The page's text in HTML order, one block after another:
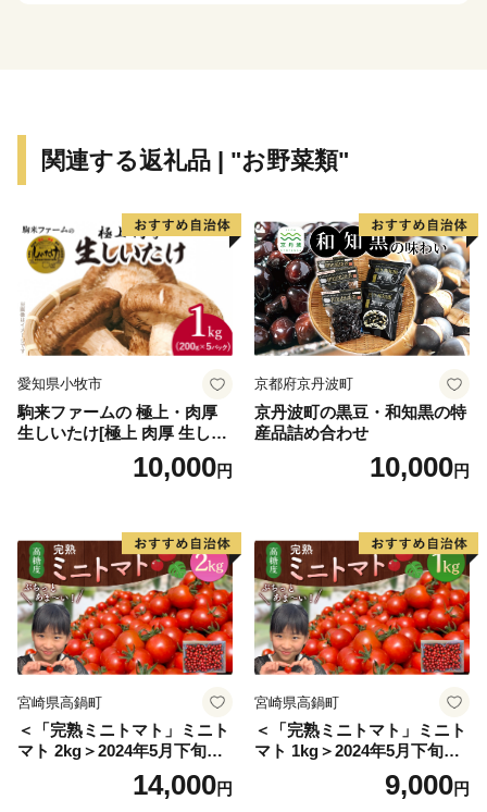
関連する返礼品 | "お野菜類"
愛知県小牧市
駒来ファームの 極上・肉厚
生しいたけ[極上 肉厚 生しい
たけ 生シイタケ 生椎茸 安心
安全 国産 採れたて 新鮮 きの
10,000円
京都府京丹波町
京丹波町の黒豆・和知黒の特
産品詰め合わせ
10,000円
宮崎県高鍋町
＜「完熟ミニトマト」ミニト
マト 2kg＞2024年5月下旬迄
に順次出荷 野菜ソムリエサ
ミット アルル・リリカ共に
14,000円
宮崎県高鍋町
＜「完熟ミニトマト」ミニト
マト 1kg＞2024年5月下旬迄
に順次出荷 野菜ソムリエサ
ミット アルル・リリカ共に
9,000円